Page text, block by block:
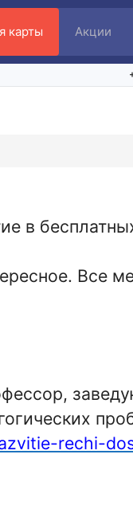
карты Акции
в
Все
rechi-